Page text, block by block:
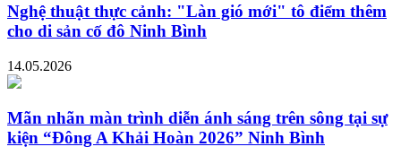
Nghệ thuật thực cảnh: "Làn gió mới" tô điểm thêm
cho di sản cố đô Ninh Bình
14.05.2026
Mãn nhãn màn trình diễn ánh sáng trên sông tại sự
kiện “Đông A Khải Hoàn 2026” Ninh Bình